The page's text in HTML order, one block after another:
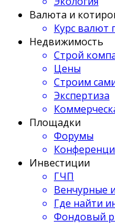
Валюта и
Курс валют
Недвижимость
Строй
Цены
Строим
Экспертиза
Площадки
Форумы
Инвестиции
ГЧП
Венчурные
Где найти
Фондовый